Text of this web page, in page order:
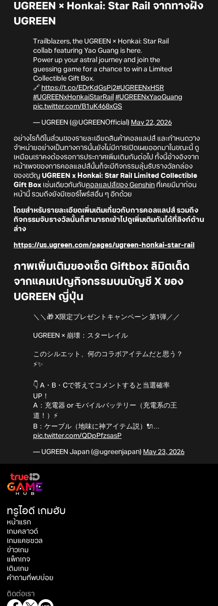
UGREEN × Honkai: Star Rail จากทางฝั่ง
UGREEN
Trailblazers, the UGREEN × Honkai: Star Rail
collab featuring Yao Guang is here.
Power up your astral journey and join the
guessing game for a chance to win a Limited
Collectible Gift Box.
🔗 https://t.co/EDrKdGsPi2#UGREENxHSR
#UGREENxHonkaiStarRail #UGREENxYaoGuang
pic.twitter.com/B1uK468xGS
— UGREEN (@UGREENOfficial) May 22, 2026
อย่างไรก็ดีในส่วนของรายละเอียดสินค้าคอลแลปส์ และกำหนดวาง
จำหน่ายอย่างเป็นทางการนั้นยังไม่มีการเปิดเผยออกมาในขณะนี้ ดู
เหมือนเราคงต้องรอการประกาศเพิ่มเติมกันต่อไป ทั้งนี้อ้างอิงจาก
หน้าเพจของการคอลแลปส์นั้นก็จะมีกิจกรรมลุ้นรับรางวัลกล่อง
ของขวัญ UGREEN x Honkai: Star Rail Limited Collectible
Gift Box เช่นเดียวกันกับคอลแลปส์ของ Genshin ที่เคยมีมาก่อน
หน้านี้ รวมถึงยังมีเซอร์ไพร์สอื่น ๆ อีกด้วย
โดยสำหรับรายละเอียดเพิ่มเติมเกี่ยวกับการคอลแลปส์ รวมถึง
กิจกรรมจับรางวัลนั้นก็สามารถเข้าไปดูเพิ่มเติมกันได้ที่ลิงก์ด้าน
ล่าง
https://us.ugreen.com/pages/ugreen-honkai-star-rail
ภาพเพิ่มเติมของเซ็ต Giftbox ลิมิตเต็ด
จากแคมเปญกิจกรรมบนบัญชี X ของ
UGREEN ญี่ปุ่น
＼＼🎁 X限定プレゼントキャンペーン 第1弾／／
UGREEN × 崩壊：スターレイル
このシルエット、何のコラボアイテムだと思う？
⚡✨
👇 A・B・Cで答えてコメントすると当選確率
UP！
A：充電器 or モバイルバッテリー（充電系の王
道！）⚡
B：ケーブル（地味に神アイテム説）🔌…
pic.twitter.com/QDpPfzsasP
— UGREEN Japan (@ugreenjapan) May 23, 2026
ทรูไอดี เกมฮับ
หน้าแรก
เกมคลาวด์
เกมแคชชวล
ข่าวเกม
แพ็กเกจ
เติมเกม
คำถามที่พบบ่อย
ติดต่อเรา